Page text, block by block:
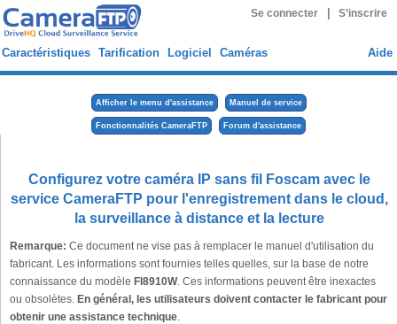
Se connecter S’inscrire
Caractéristiques Tarification Logiciel Caméras Aide
Afficher le menu d'assistance Manuel de service
Fonctionnalités CameraFTP Forum d'assistance
Configurez votre caméra IP sans fil Foscam avec le
service CameraFTP pour l'enregistrement dans le cloud,
la surveillance à distance et la lecture
Remarque: Ce document ne vise pas à remplacer le manuel d'utilisation du
fabricant. Les informations sont fournies telles quelles, sur la base de notre
connaissance du modèle FI8910W. Ces informations peuvent être inexactes
ou obsolètes. En général, les utilisateurs doivent contacter le fabricant pour
obtenir une assistance technique.